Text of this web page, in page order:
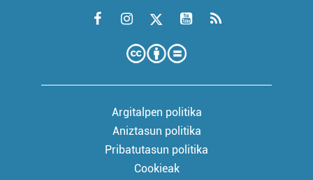
Argitalpen politika
Aniztasun politika
Pribatutasun politika
Cookieak